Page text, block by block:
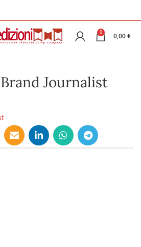
0
0,00 €
Journalist